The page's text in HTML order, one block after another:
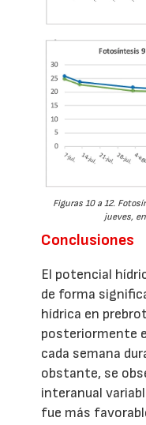
Figuras 10 a 12.
jueves,
Conclusiones
El potencial
de forma
hídrica en
posteriormente
cada semana
obstante, se
interanual
fue más